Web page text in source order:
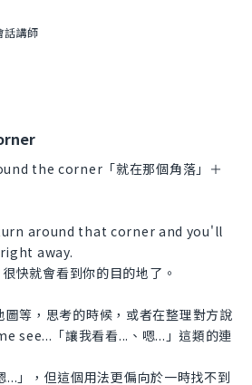
話講師
the corner「就在那個角落」＋
around that corner and you'll
away.
快就會看到你的目的地了。
等，思考的時候，或者在整理對方說
see...「讓我看看...、嗯...」這類的連
」，但這個用法更偏向於一時找不到